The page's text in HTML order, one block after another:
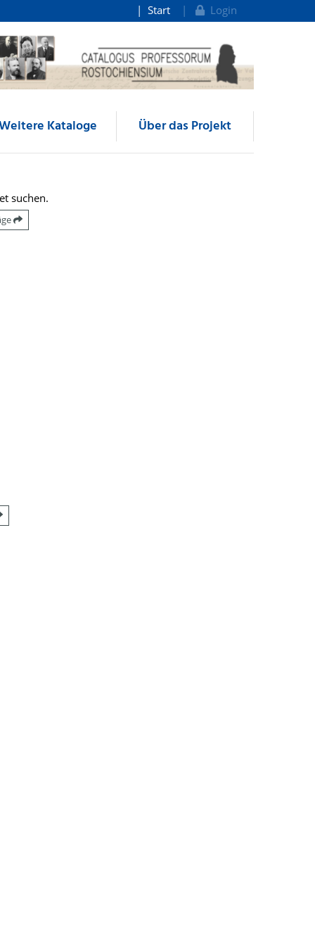
Start Login
Kataloge Über das Projekt
suchen.